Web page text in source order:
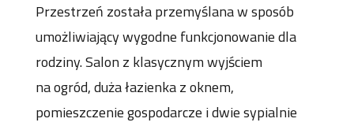
Przestrzeń została przemyślana w sposób
umożliwiający wygodne funkcjonowanie dla
rodziny. Salon z klasycznym wyjściem
na ogród, duża łazienka z oknem,
pomieszczenie gospodarcze i dwie sypialnie